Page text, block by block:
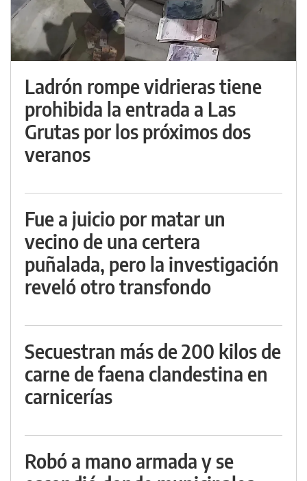
Ladrón rompe vidrieras tiene
prohibida la entrada a Las
Grutas por los próximos dos
veranos
Fue a juicio por matar un
vecino de una certera
puñalada, pero la investigación
reveló otro transfondo
Secuestran más de 200 kilos de
carne de faena clandestina en
carnicerías
Robó a mano armada y se